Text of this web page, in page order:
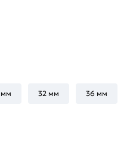
мм 32 мм 36 мм